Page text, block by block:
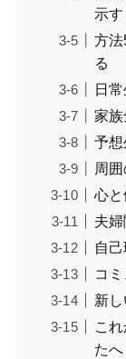
示す
方
る
日
家
予
周
心
夫
自
コ
新
こ
たへ